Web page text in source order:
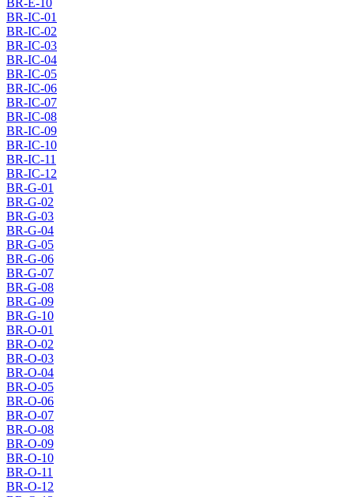
BR-E-10
BR-IC-01
BR-IC-02
BR-IC-03
BR-IC-04
BR-IC-05
BR-IC-06
BR-IC-07
BR-IC-08
BR-IC-09
BR-IC-10
BR-IC-11
BR-IC-12
BR-G-01
BR-G-02
BR-G-03
BR-G-04
BR-G-05
BR-G-06
BR-G-07
BR-G-08
BR-G-09
BR-G-10
BR-O-01
BR-O-02
BR-O-03
BR-O-04
BR-O-05
BR-O-06
BR-O-07
BR-O-08
BR-O-09
BR-O-10
BR-O-11
BR-O-12